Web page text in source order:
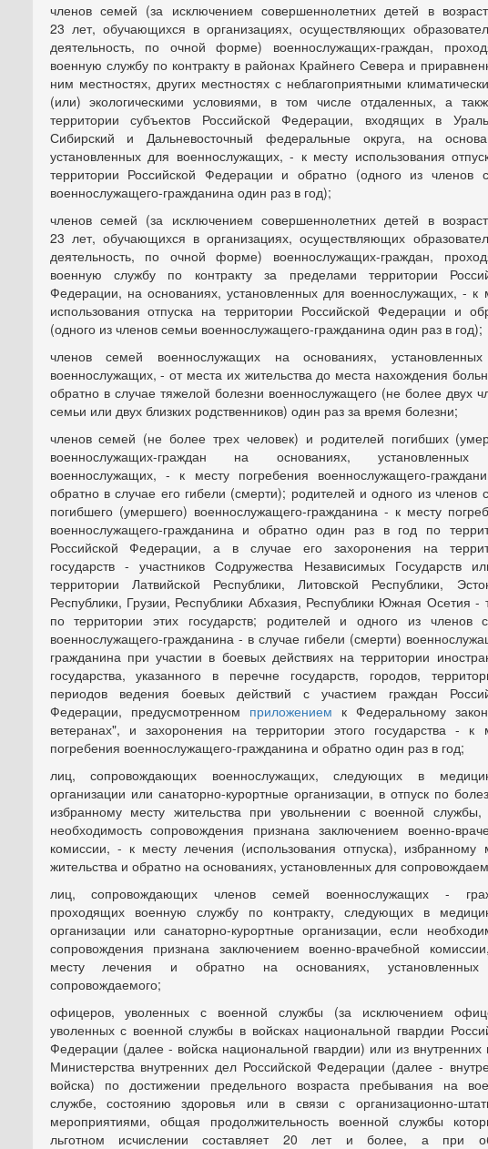
членов семей (за исключением совершеннолетних детей в
23 лет, обучающихся в организациях, осуществляющих
деятельность, по очной форме) военнослужащих-граждан,
военную службу по контракту в районах Крайнего Севера и
ним местностях, других местностях с неблагоприятными
(или) экологическими условиями, в том числе отдаленных, а
территории субъектов Российской Федерации, входящих в
Сибирский и Дальневосточный федеральные округа, на
установленных для военнослужащих, - к месту использования
территории Российской Федерации и обратно (одного из членов
военнослужащего-гражданина один раз в год);
членов семей (за исключением совершеннолетних детей в
23 лет, обучающихся в организациях, осуществляющих
деятельность, по очной форме) военнослужащих-граждан,
военную службу по контракту за пределами территории
Федерации, на основаниях, установленных для военнослужащих, - к
использования отпуска на территории Российской Федерации и
(одного из членов семьи военнослужащего-гражданина один раз в год);
членов семей военнослужащих на основаниях,
военнослужащих, - от места их жительства до места нахождения
обратно в случае тяжелой болезни военнослужащего (не более двух
семьи или двух близких родственников) один раз за время болезни;
членов семей (не более трех человек) и родителей погибших
военнослужащих-граждан на основаниях,
военнослужащих, - к месту погребения военнослужащего-
обратно в случае его гибели (смерти); родителей и одного из членов
погибшего (умершего) военнослужащего-гражданина - к месту
военнослужащего-гражданина и обратно один раз в год по
Российской Федерации, а в случае его захоронения на
государств - участников Содружества Независимых Государств
территории Латвийской Республики, Литовской Республики,
Республики, Грузии, Республики Абхазия, Республики Южная Осетия -
по территории этих государств; родителей и одного из членов
военнослужащего-гражданина - в случае гибели (смерти)
гражданина при участии в боевых действиях на территории
государства, указанного в перечне государств, городов,
периодов ведения боевых действий с участием граждан
Федерации, предусмотренном приложением к Федеральному
ветеранах", и захоронения на территории этого государства - к
погребения военнослужащего-гражданина и обратно один раз в год;
лиц, сопровождающих военнослужащих, следующих в
организации или санаторно-курортные организации, в отпуск по
избранному месту жительства при увольнении с военной службы,
необходимость сопровождения признана заключением военно-
комиссии, - к месту лечения (использования отпуска), избранному
жительства и обратно на основаниях, установленных для
лиц, сопровождающих членов семей военнослужащих -
проходящих военную службу по контракту, следующих в
организации или санаторно-курортные организации, если
сопровождения признана заключением военно-врачебной
месту лечения и обратно на основаниях,
сопровождаемого;
офицеров, уволенных с военной службы (за исключением
уволенных с военной службы в войсках национальной гвардии
Федерации (далее - войска национальной гвардии) или из внутренних
Министерства внутренних дел Российской Федерации (далее -
войска) по достижении предельного возраста пребывания на
службе, состоянию здоровья или в связи с организационно-
мероприятиями, общая продолжительность военной службы
льготном исчислении составляет 20 лет и более, а при